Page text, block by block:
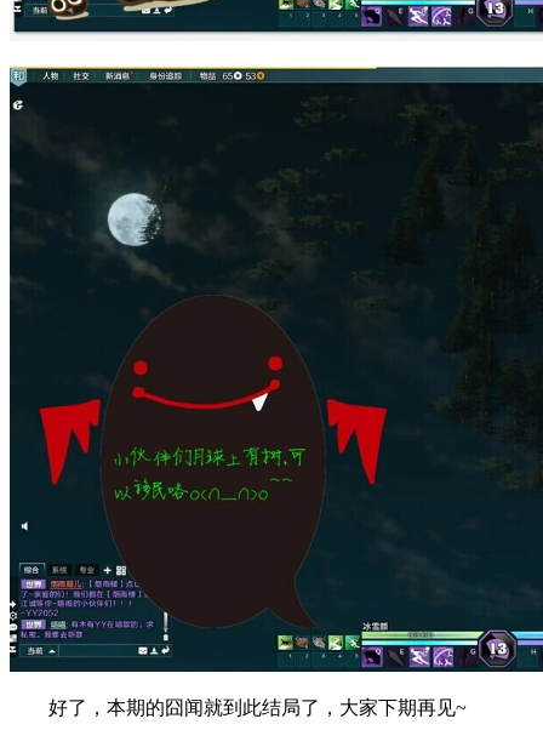
好了，本期的囧闻就到此结局了，大家下期再见~